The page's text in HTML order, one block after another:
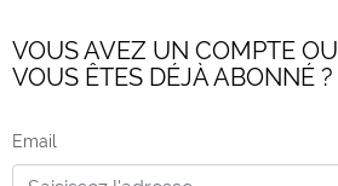
VOUS AVEZ UN COMPTE OU
VOUS ÊTES DÉJÀ ABONNÉ ?
Email